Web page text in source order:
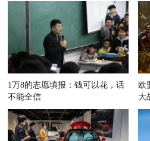
1万8的志愿填报：钱可以花，话
不能全信
欧
大